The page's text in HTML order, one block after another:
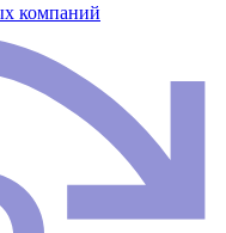
компаний